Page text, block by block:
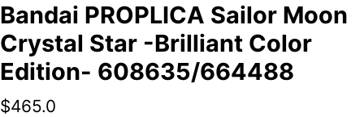
Bandai PROPLICA Sailor Moon
Crystal Star -Brilliant Color
Edition- 608635/664488
$465.0